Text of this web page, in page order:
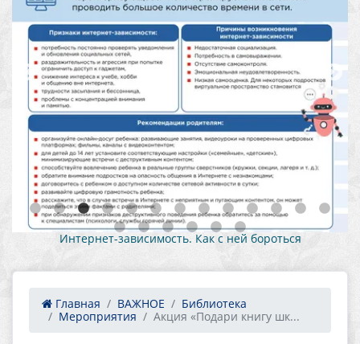
Интернет-зависимость. Как с ней бороться
Главная ВАЖНОЕ
Библиотека
Мероприятия
Акция «Подари книгу шк...